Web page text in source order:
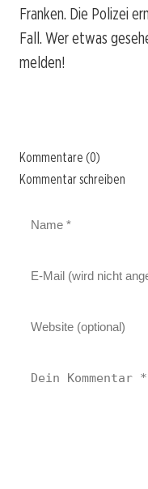
Franken. Die Polizei
Fall. Wer etwas
melden!
Kommentare (0)
Kommentar schreiben